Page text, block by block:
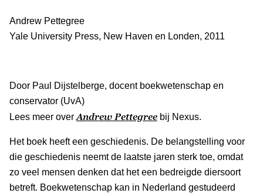
Andrew Pettegree
Yale University Press, New Haven en Londen, 2011
Door Paul Dijstelberge, docent boekwetenschap en
conservator (UvA)
Lees meer over Andrew Pettegree bij Nexus.
Het boek heeft een geschiedenis. De belangstelling voor
die geschiedenis neemt de laatste jaren sterk toe, omdat
zo veel mensen denken dat het een bedreigde diersoort
betreft. Boekwetenschap kan in Nederland gestudeerd